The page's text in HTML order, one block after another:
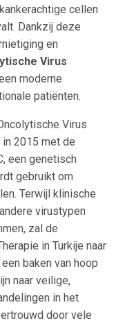
cellen
Dankzij deze
en
Virus
moderne
patiënten.
Virus
2015 met de
een genetisch
gebruikt om
Terwijl klinische
virustypen
zal de
in Turkije naar
baken van hoop
naar veilige,
in het
door vele